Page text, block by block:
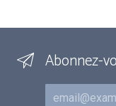
Abonnez-
Courriel